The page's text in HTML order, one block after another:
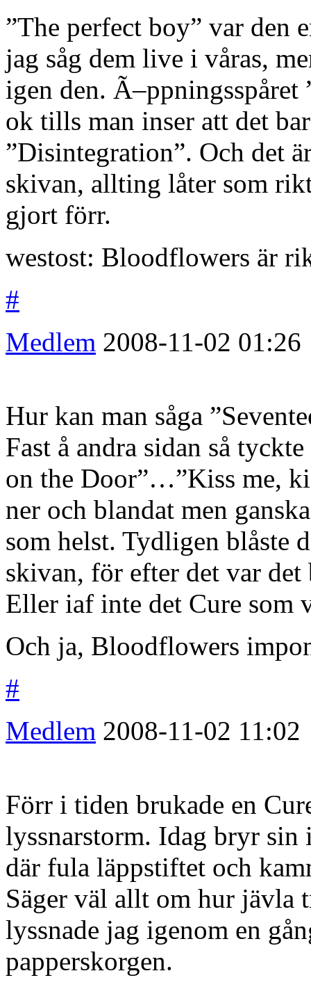
”The perfect boy” var den
jag såg dem live i våras,
igen den. Ã–ppningsspåret
ok tills man inser att det
”Disintegration”. Och det
skivan, allting låter som
gjort förr.
westost: Bloodflowers är
#
Medlem 2008-11-02 01:26
Hur kan man såga
Fast å andra sidan så
on the Door”…”Kiss me,
ner och blandat men
som helst. Tydligen blåste
skivan, för efter det var det
Eller iaf inte det Cure
Och ja, Bloodflowers
#
Medlem 2008-11-02 11:02
Förr i tiden brukade en
lyssnarstorm. Idag bryr
där fula läppstiftet och
Säger väl allt om hur jävla
lyssnade jag igenom en
papperskorgen.